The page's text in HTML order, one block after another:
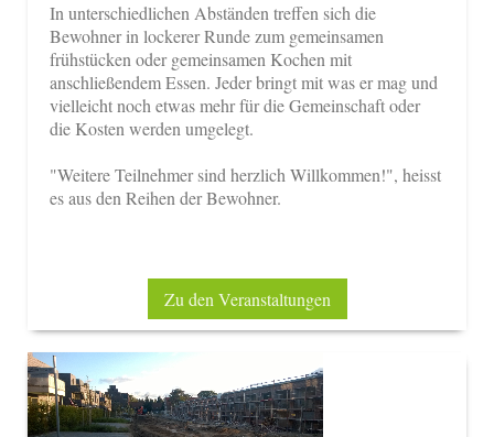
In unterschiedlichen Abständen treffen sich die
Bewohner in lockerer Runde zum gemeinsamen
frühstücken oder gemeinsamen Kochen mit
anschließendem Essen. Jeder bringt mit was er mag und
vielleicht noch etwas mehr für die Gemeinschaft oder
die Kosten werden umgelegt.
"Weitere Teilnehmer sind herzlich Willkommen!", heisst
es aus den Reihen der Bewohner.
Zu den Veranstaltungen